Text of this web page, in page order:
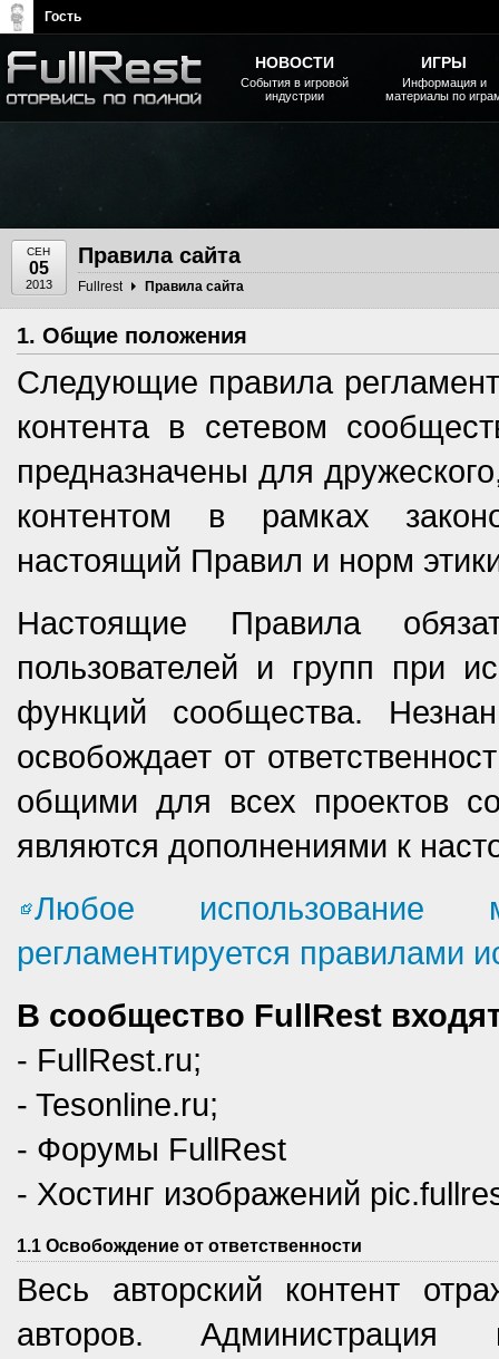
СЕН
05
2013
Правила сайта
Fullrest Правила сайта
1. Общие положения
Следующие правила
контента в сетевом
предназначены для
контентом в рамках
настоящий Правил и норм
Настоящие Правила
пользователей и групп при
функций сообщества.
освобождает от
общими для всех проектов
являются дополнениями к
Любое использование
регламентируется правилами
В сообщество FullRest
- FullRest.ru;
- Tesonline.ru;
- Форумы FullRest
- Хостинг изображений
1.1 Освобождение от ответственности
Весь авторский контент
авторов. Администрация
НОВОСТИ
События в игровой
индустрии
ИГРЫ
Информация и
материалы по
Гость